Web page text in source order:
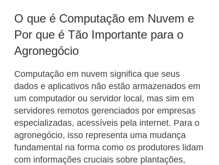
O que é Computação em Nuvem e
Por que é Tão Importante para o
Agronegócio
Computação em nuvem significa que seus
dados e aplicativos não estão armazenados em
um computador ou servidor local, mas sim em
servidores remotos gerenciados por empresas
especializadas, acessíveis pela internet. Para o
agronegócio, isso representa uma mudança
fundamental na forma como os produtores lidam
com informações cruciais sobre plantações,